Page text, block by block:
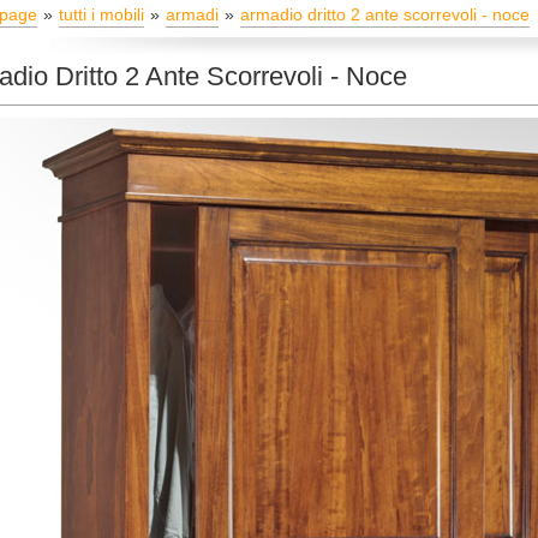
tutti i mobili armadi armadio dritto 2 ante scorrevoli - noce
Dritto 2 Ante Scorrevoli - Noce